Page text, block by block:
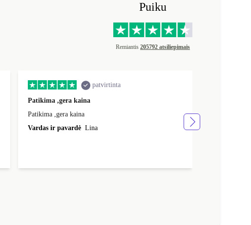
Puiku
Remiantis 205792 atsiliepimais
patvirtinta
Patikima ,gera kaina
Patikima ,gera kaina
Vardas ir pavardė Lina